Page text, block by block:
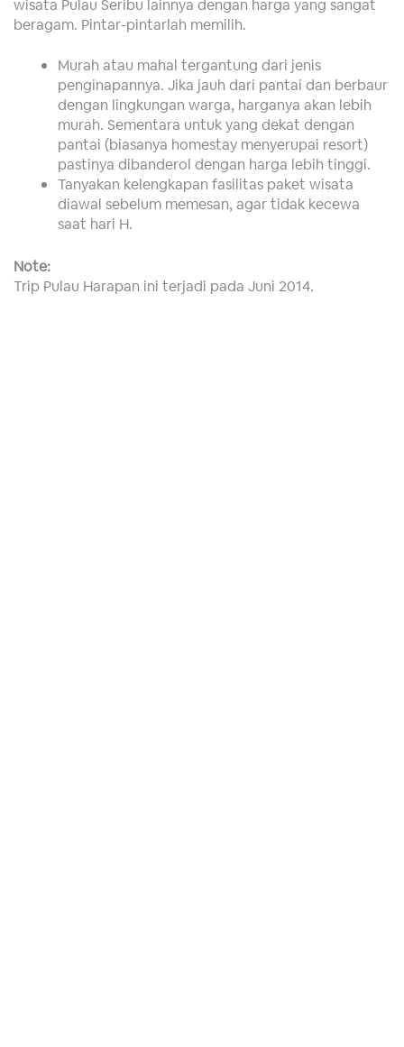
wisata Pulau Seribu lainnya dengan harga yang sangat
beragam. Pintar-pintarlah memilih.
Murah atau mahal tergantung dari jenis
penginapannya. Jika jauh dari pantai dan berbaur
dengan lingkungan warga, harganya akan lebih
murah. Sementara untuk yang dekat dengan
pantai (biasanya homestay menyerupai resort)
pastinya dibanderol dengan harga lebih tinggi.
Tanyakan kelengkapan fasilitas paket wisata
diawal sebelum memesan, agar tidak kecewa
saat hari H.
Note:
Trip Pulau Harapan ini terjadi pada Juni 2014.